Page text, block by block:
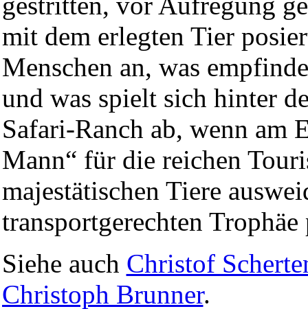
mit dem erlegten Tier
Menschen an, was
und was spielt sich hinter
Safari-Ranch ab, wenn am
Mann“ für die reichen
majestätischen Tiere
transportgerechten
Siehe auch Christof
Christoph Brunner.